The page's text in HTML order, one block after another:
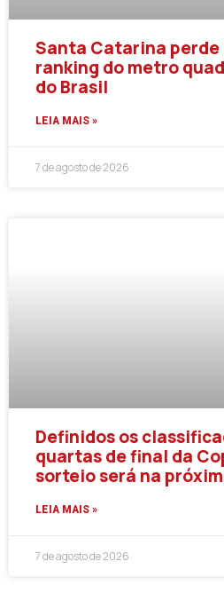
Santa Catarina
ranking do metro
do Brasil
LEIA MAIS »
7 de agosto de 2026
Definidos os
quartas de final da
sorteio será na
LEIA MAIS »
7 de agosto de 2026